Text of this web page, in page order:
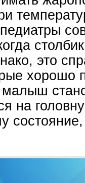
это
хорошо
на